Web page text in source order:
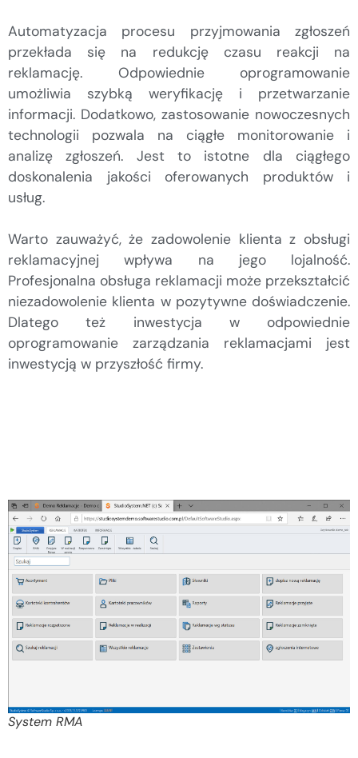
Automatyzacja procesu przyjmowania zgłoszeń
przekłada się na redukcję czasu reakcji na
reklamację. Odpowiednie oprogramowanie
umożliwia szybką weryfikację i przetwarzanie
informacji. Dodatkowo, zastosowanie nowoczesnych
technologii pozwala na ciągłe monitorowanie i
analizę zgłoszeń. Jest to istotne dla ciągłego
doskonalenia jakości oferowanych produktów i
usług.
Warto zauważyć, że zadowolenie klienta z obsługi
reklamacyjnej wpływa na jego lojalność.
Profesjonalna obsługa reklamacji może przekształcić
niezadowolenie klienta w pozytywne doświadczenie.
Dlatego też inwestycja w odpowiednie
oprogramowanie zarządzania reklamacjami jest
inwestycją w przyszłość firmy.
System RMA